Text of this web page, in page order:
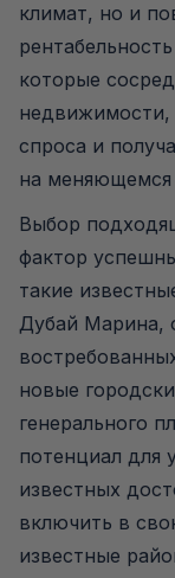
климат, но и
которые
недвижимости,
спроса и
на
Выбор
фактор
такие
Дубай Марина,
новые
генерального
потенциал для
известных
включить в
известные